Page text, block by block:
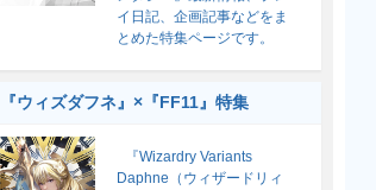
イ日記、企画記事などをま
とめた特集ページです。
『ウィズダフネ』×『FF11』特集
『Wizardry Variants
Daphne（ウィザードリィ